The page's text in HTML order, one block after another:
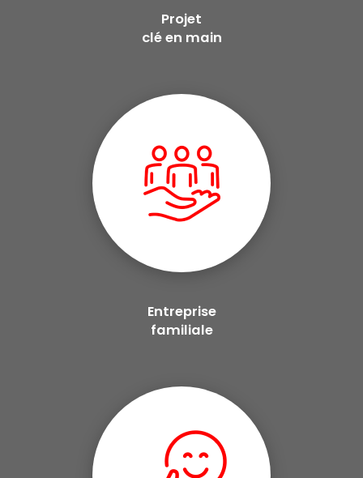
Projet
clé en main
Entreprise
familiale